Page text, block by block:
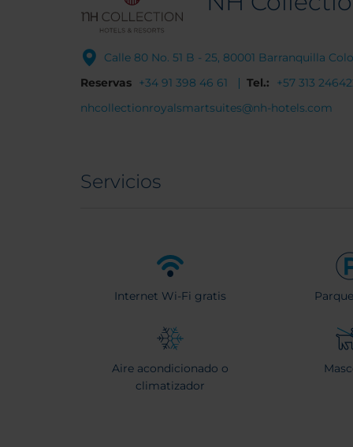
Calle 80 No. 51 B - 25, 80001 Barranquilla
Reservas +34 91 398 46 61 Tel.:
+57 313
nhcollectionroyalsmartsuites@nh-hotels.com
Servicios
Internet Wi-Fi gratis
Aire acondicionado o
climatizador